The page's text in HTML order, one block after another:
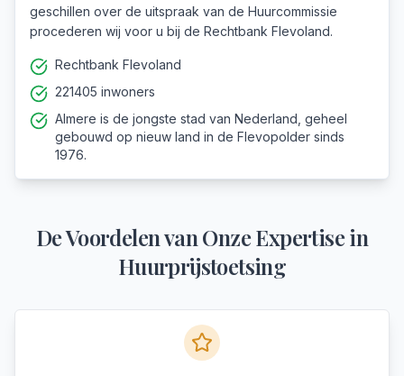
geschillen over de uitspraak van de Huurcommissie
procederen wij voor u bij de Rechtbank Flevoland.
Rechtbank Flevoland
221405 inwoners
Almere is de jongste stad van Nederland, geheel
gebouwd op nieuw land in de Flevopolder sinds
1976.
De Voordelen van Onze Expertise in
Huurprijstoetsing